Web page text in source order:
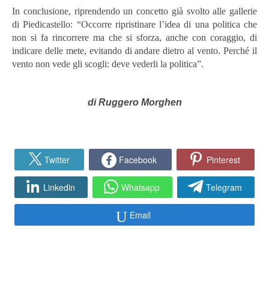
In conclusione, riprendendo un concetto già svolto alle gallerie
di Piedicastello: “Occorre ripristinare l’idea di una politica che
non si fa rincorrere ma che si sforza, anche con coraggio, di
indicare delle mete, evitando di andare dietro al vento. Perché il
vento non vede gli scogli: deve vederli la politica”.
di Ruggero Morghen
Twitter Facebook Pinterest
Linkedin Whatsapp Telegram
Email